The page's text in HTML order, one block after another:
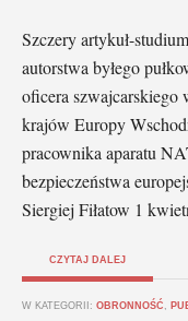
Szczery artykuł-
autorstwa byłego
oficera szwajcarskiego
krajów Europy
pracownika aparatu
bezpieczeństwa
Siergiej Fiłatow 1
CZYTAJ DALEJ
W KATEGORII: OBRONNOŚĆ